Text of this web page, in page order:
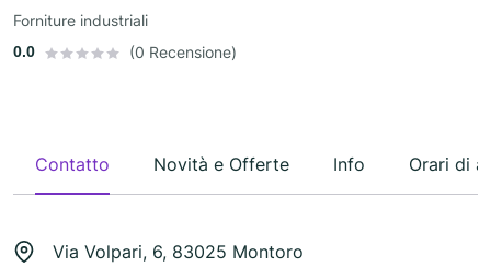
Forniture industriali
0.0 (0 Recensione)
Contatto Novità e Offerte Info Orari di
Via Volpari, 6, 83025 Montoro